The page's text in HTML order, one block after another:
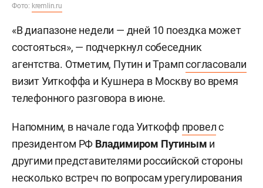
Фото: kremlin.ru
«В диапазоне недели — дней 10 поездка может
состояться», — подчеркнул собеседник
агентства. Отметим, Путин и Трампсогласовали
визит Уиткоффа и Кушнера в Москву во время
телефонного разговора в июне.
Напомним, в начале года Уиткофф провелс
президентом РФ Владимиром Путиным и
другими представителями российской стороны
несколько встреч по вопросам урегулирования